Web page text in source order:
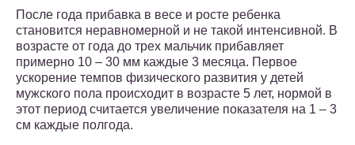
После года прибавка в весе и росте ребенка
становится неравномерной и не такой интенсивной. В
возрасте от года до трех мальчик прибавляет
примерно 10 – 30 мм каждые 3 месяца. Первое
ускорение темпов физического развития у детей
мужского пола происходит в возрасте 5 лет, нормой в
этот период считается увеличение показателя на 1 – 3
см каждые полгода.